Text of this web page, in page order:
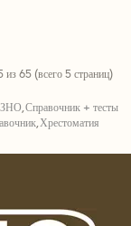
из 65 (всего 5 страниц)
ЗНО,Справочник + тесты
,Хрестоматия